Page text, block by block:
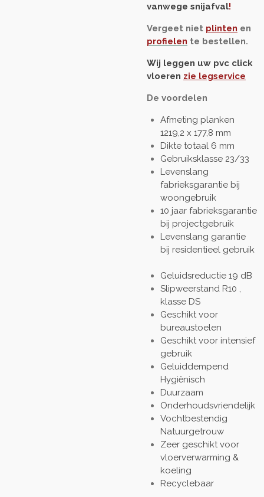
vanwege snijafval!
Vergeet niet plinten en
profielen te bestellen.
Wij leggen uw pvc click
vloeren zie legservice
De voordelen
Afmeting planken
1219,2 x 177,8 mm
Dikte totaal 6 mm
Gebruiksklasse 23/33
Levenslang
fabrieksgarantie bij
woongebruik
10 jaar fabrieksgarantie
bij projectgebruik
Levenslang garantie
bij residentieel gebruik
Geluidsreductie 19 dB
Slipweerstand R10 ,
klasse DS
Geschikt voor
bureaustoelen
Geschikt voor intensief
gebruik
Geluiddempend
Hygiënisch
Duurzaam
Onderhoudsvriendelijk
Vochtbestendig
Natuurgetrouw
Zeer geschikt voor
vloerverwarming &
koeling
Recyclebaar